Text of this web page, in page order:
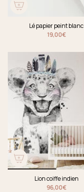
Lé papier peint blanc
19,00€
Lion coiffe indien
96,00€